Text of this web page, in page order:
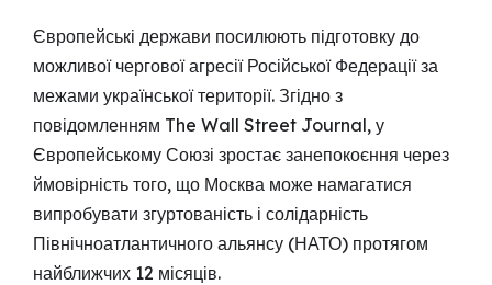
Європейські держави посилюють підготовку до
можливої чергової агресії Російської Федерації за
межами української території. Згідно з
повідомленням The Wall Street Journal, у
Європейському Союзі зростає занепокоєння через
ймовірність того, що Москва може намагатися
випробувати згуртованість і солідарність
Північноатлантичного альянсу (НАТО) протягом
найближчих 12 місяців.